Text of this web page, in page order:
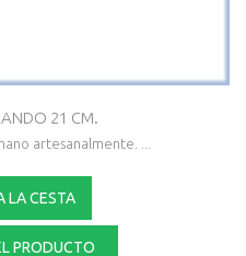
21 CM.
artesanalmente. ...
LA CESTA
PRODUCTO